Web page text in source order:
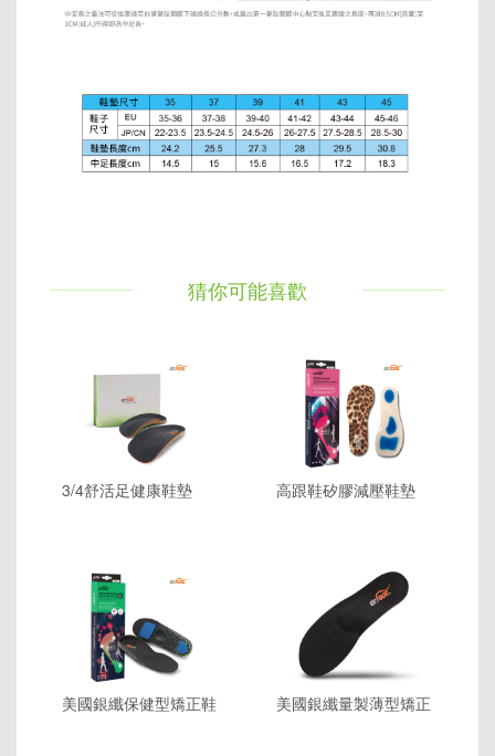
猜你可能喜歡
3/4舒活足健康鞋墊 高跟鞋矽膠減壓鞋墊
美國銀纖保健型矯正鞋
美國銀纖量製薄型矯正